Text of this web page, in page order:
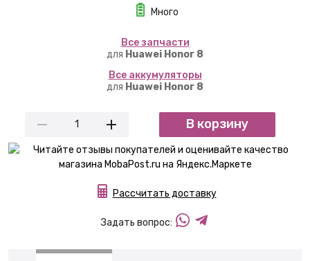
Много
Вcе запчасти
для Huawei Honor 8
Вcе аккумуляторы
для Huawei Honor 8
В корзину
Рассчитать доставку
Задать вопрос: